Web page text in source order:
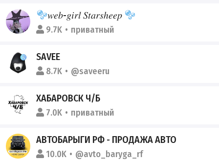
𝑤𝑒𝑏-𝑔𝑖𝑟𝑙 𝑆𝑡𝑎𝑟𝑠ℎ𝑒𝑒𝑝
9.7K приватный
SAVEE
8.7K @saveeru
ХАБАРОВСК Ч/Б
7.0K приватный
АВТОБАРЫГИ РФ - ПРОДАЖА АВТО
10.0K @avto_baryga_rf